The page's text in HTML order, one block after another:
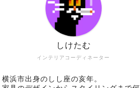
インテリアコーディネーター
しけたむ
横浜市出身のしし座の亥年。